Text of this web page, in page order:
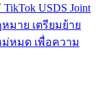
USDS Joint
มาย เตรียมย้าย
หมด เพื่อความ